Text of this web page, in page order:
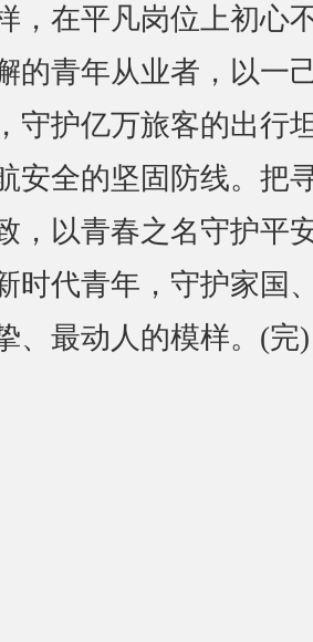
，在平凡岗位上初心
的青年从业者，以一
守护亿万旅客的出行
安全的坚固防线。把
，以青春之名守护平
代青年，守护家国
、最动人的模样。(完)